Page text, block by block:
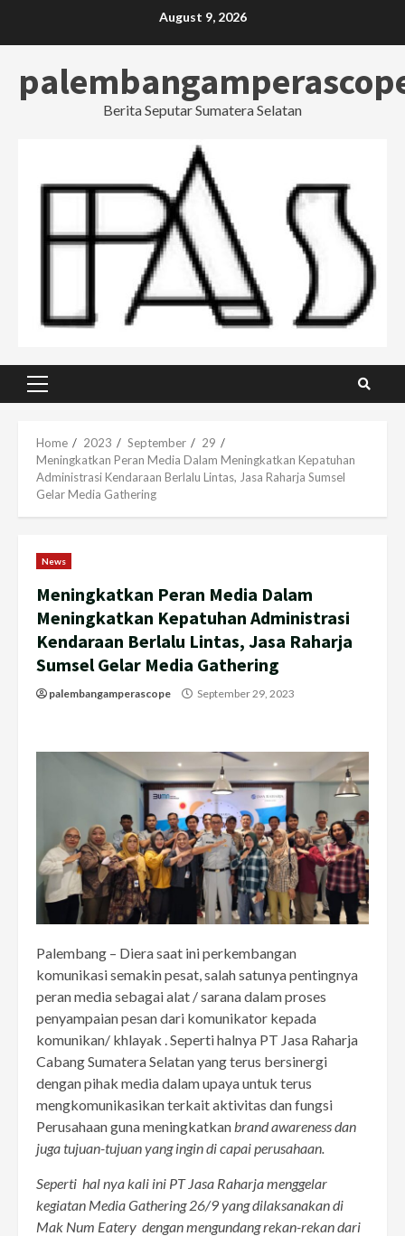
August 9, 2026
Berita Seputar Sumatera Selatan
Primary
Home 2023 September
29
Meningkatkan Peran Media Dalam Meningkatkan Kepatuhan
Administrasi Kendaraan Berlalu Lintas, Jasa Raharja Sumsel
Gelar Media Gathering
News
Meningkatkan Peran Media Dalam
Meningkatkan Kepatuhan Administrasi
Kendaraan Berlalu Lintas, Jasa Raharja
Sumsel Gelar Media Gathering
palembangamperascope September 29, 2023
Palembang – Diera saat ini perkembangan
komunikasi semakin pesat, salah satunya pentingnya
peran media sebagai alat / sarana dalam proses
penyampaian pesan dari komunikator kepada
komunikan/ khlayak . Seperti halnya PT Jasa Raharja
Cabang Sumatera Selatan yang terus bersinergi
dengan pihak media dalam upaya untuk terus
mengkomunikasikan terkait aktivitas dan fungsi
Perusahaan guna meningkatkan brand awareness dan
juga tujuan-tujuan yang ingin di capai perusahaan.
Seperti hal nya kali ini PT Jasa Raharjamenggelar
kegiatan Media Gathering 26/9 yang dilaksanakan di
Mak Num Eatery dengan mengundang rekan-rekan dari